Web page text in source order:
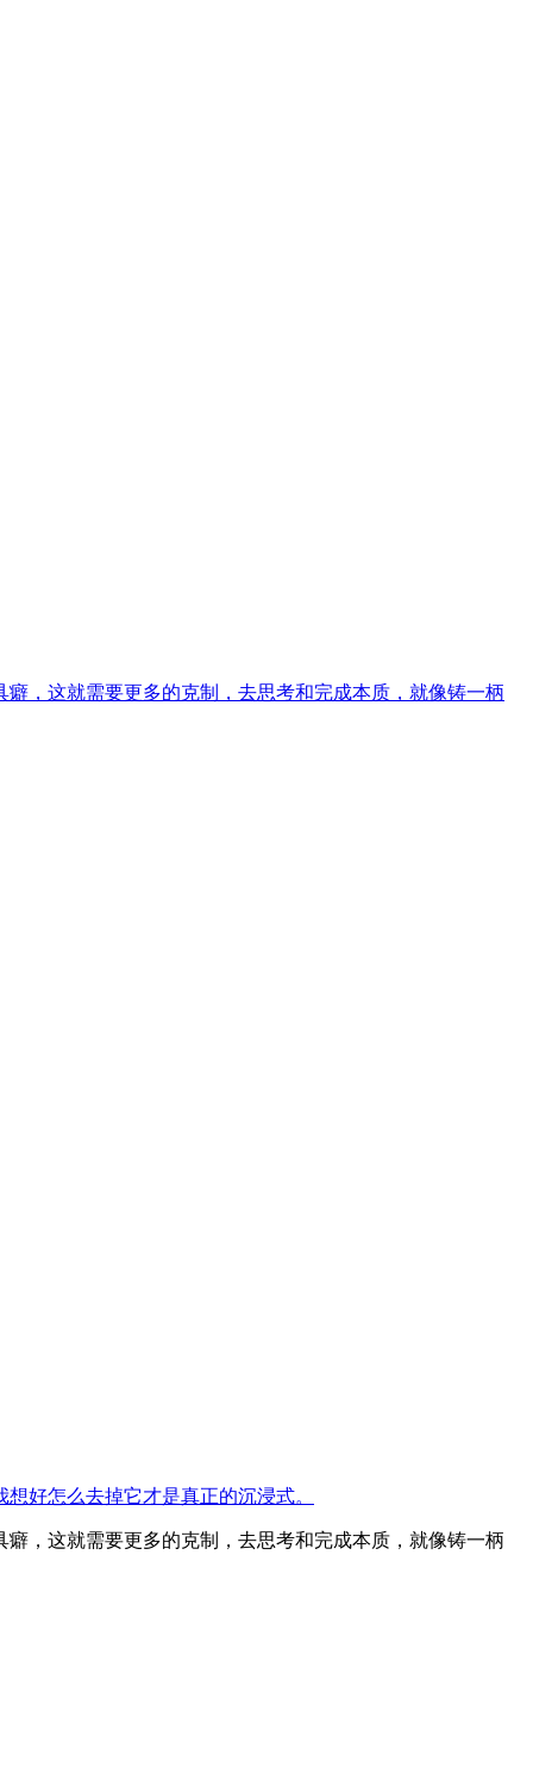
，这就需要更多的克制，去思考和完成本质，就像铸一柄
好怎么去掉它才是真正的沉浸式。
，这就需要更多的克制，去思考和完成本质，就像铸一柄